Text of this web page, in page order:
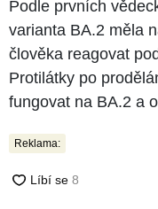
Podle prvních
varianta BA.2 měla
člověka reagovat
Protilátky po
fungovat na BA.2 a
Reklama: